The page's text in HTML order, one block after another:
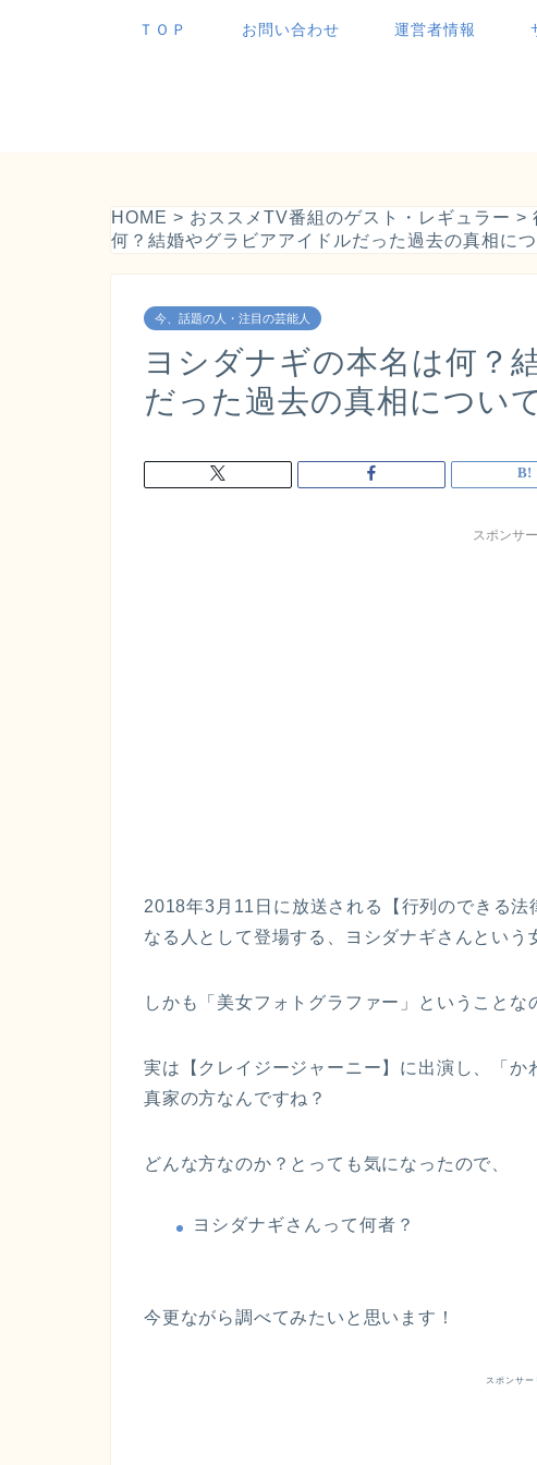
ＴＯＰ お問い合わせ 運営者情報
HOME > おススメTV番組のゲスト・レギュラー >
何？結婚やグラビアアイドルだった過去の真相に
今、話題の人・注目の芸能人
ヨシダナギの本名は何？
だった過去の真相につい
スポンサ
2018年3月11日に放送される【行列のできる法
なる人として登場する、
ヨシダナギさんという
しかも「美女フォトグラファー」ということな
実は【クレイジージャーニー】に出演し、「
真家の方なんですね？
どんな方なのか？とっても気になったので、
ヨシダナギさんって何者？
今更ながら調べてみたいと思います！
スポンサー